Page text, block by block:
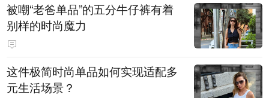
被嘲“老爸单品”的五分牛仔裤有着
别样的时尚魔力
这件极简时尚单品如何实现适配多
元生活场景？